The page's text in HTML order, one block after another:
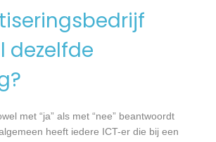
dezelfde
met “ja” als met “nee” beantwoordt
heeft iedere ICT-er die bij een